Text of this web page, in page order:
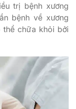
trị bệnh xương
bệnh về xương
chữa khỏi bởi